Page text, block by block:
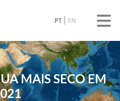
PT EN
MAIS SECO EM